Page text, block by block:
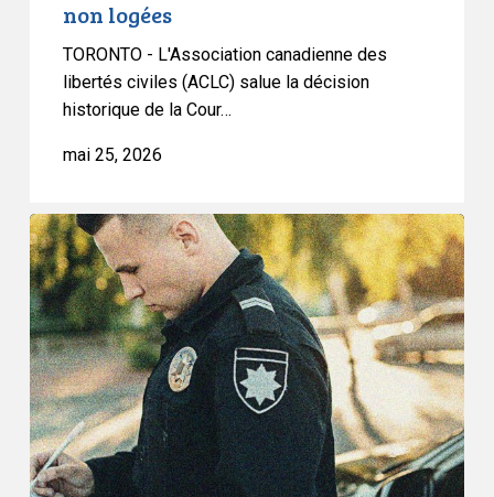
droits
personnes
non logées
TORONTO - L'Association canadienne des
libertés civiles (ACLC) salue la décision
historique de la Cour…
mai 25, 2026
Op-
Ed
:
L’extension
des
pouvoirs
d’arrestation
ne
rendra
pas